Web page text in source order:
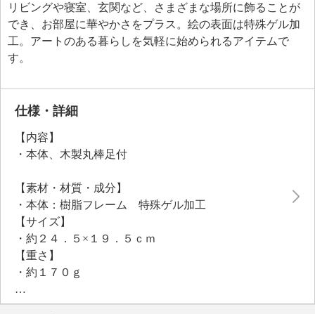
リビングや寝室、玄関など、さまざまな場所に飾ることが
でき、お部屋に華やかさをプラス。絵の表面は特殊ゲル加
工。アートのある暮らしを気軽に始められるアイテムで
す。
仕様・詳細
【内容】
・本体、木製丸棒足付
【素材・材質・成分】
・本体：樹脂フレーム 特殊ゲル加工
【サイズ】
・約２４．５×１９．５ｃｍ
【重さ】
・約１７０ｇ
【同梱書類】
・取扱説明書